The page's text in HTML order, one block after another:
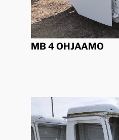
MB 4 OHJAAMO